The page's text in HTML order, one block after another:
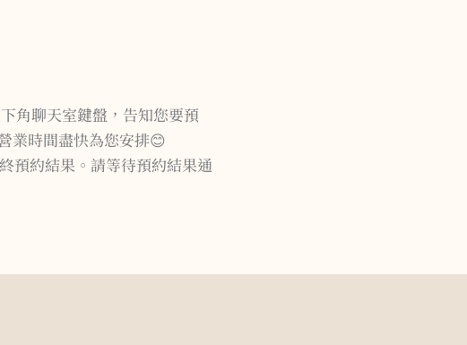
角聊天室鍵盤，告知您要預
業時間盡快為您安排😊
預約結果。請等待預約結果通